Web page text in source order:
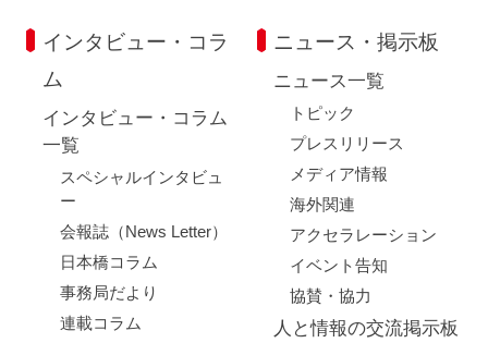
インタビュー・コラ
ム
インタビュー・コラム
一覧
スペシャルインタビュ
ー
会報誌（News Letter）
日本橋コラム
事務局だより
連載コラム
ニュース・掲示板
ニュース一覧
トピック
プレスリリース
メディア情報
海外関連
アクセラレーション
イベント告知
協賛・協力
人と情報の交流掲示板